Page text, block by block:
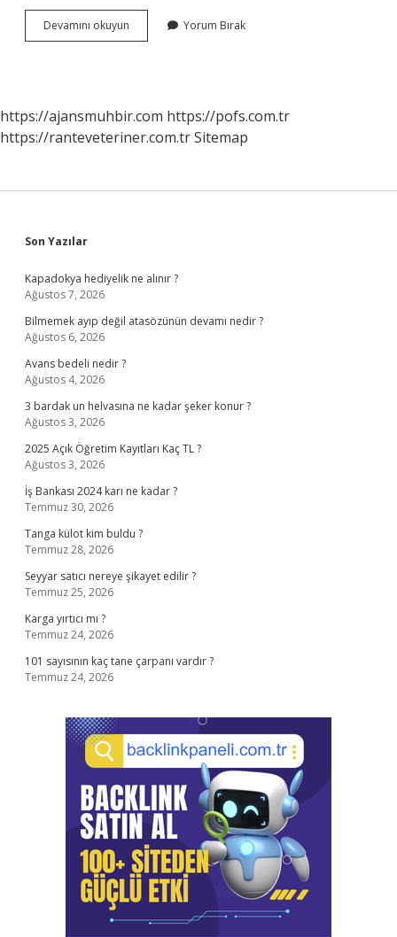
Devamını okuyun
Kişi
Yorum Bırak
https://ajansmuhbir.com https://pofs.com.tr
https://ranteveteriner.com.trSitemap
Sidebar
Son Yazılar
Kapadokya hediyelik ne alınır ?
Ağustos 7, 2026
Bilmemek ayıp değil atasözünün devamı nedir ?
Ağustos 6, 2026
Avans bedeli nedir ?
Ağustos 4, 2026
3 bardak un helvasına ne kadar şeker konur ?
Ağustos 3, 2026
2025 Açık Öğretim Kayıtları Kaç TL ?
Ağustos 3, 2026
İş Bankası 2024 karı ne kadar ?
Temmuz 30, 2026
Tanga külot kim buldu ?
Temmuz 28, 2026
Seyyar satıcı nereye şikayet edilir ?
Temmuz 25, 2026
Karga yırtıcı mı ?
Temmuz 24, 2026
101 sayısının kaç tane çarpanı vardır ?
Temmuz 24, 2026